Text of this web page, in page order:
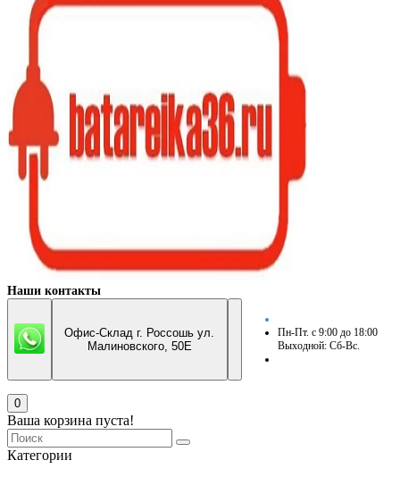
Наши контакты
Офис-Склад г. Россошь ул.
Малиновского, 50Е
Пн-Пт. с 9:00 до 18:00
Выходной: Сб-Вс.
0
Ваша корзина пуста!
Категории